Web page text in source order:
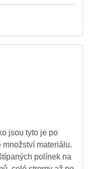
jsou tyto je po
materiálu.
polínek na